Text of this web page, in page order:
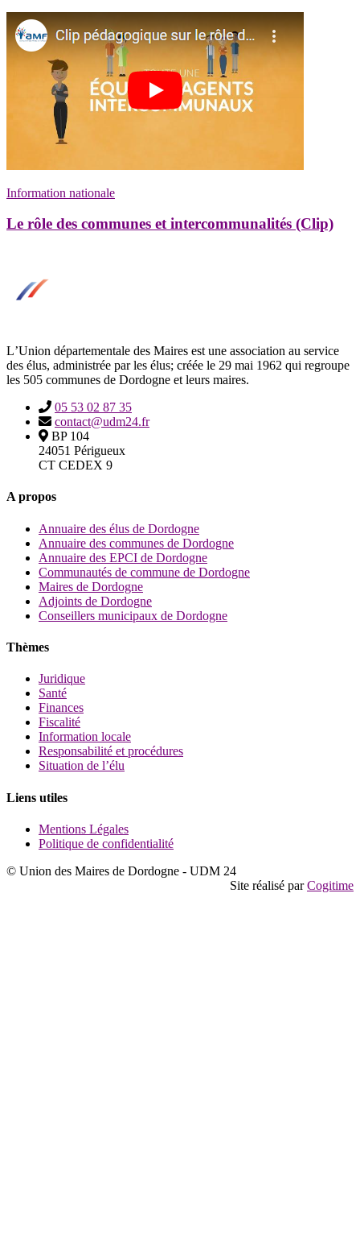
Information nationale
Le rôle des communes et intercommunalités (Clip)
LʼUnion départementale des Maires est une association au service
des élus, administrée par les élus; créée le 29 mai 1962 qui regroupe
les 505 communes de Dordogne et leurs maires.
05 53 02 87 35
contact@udm24.fr
BP 104
24051 Périgueux
CT CEDEX 9
A propos
Annuaire des élus de Dordogne
Annuaire des communes de Dordogne
Annuaire des EPCI de Dordogne
Communautés de commune de Dordogne
Maires de Dordogne
Adjoints de Dordogne
Conseillers municipaux de Dordogne
Thèmes
Juridique
Santé
Finances
Fiscalité
Information locale
Responsabilité et procédures
Situation de l’élu
Liens utiles
Mentions Légales
Politique de confidentialité
© Union des Maires de Dordogne - UDM 24
Site réalisé parCogitime